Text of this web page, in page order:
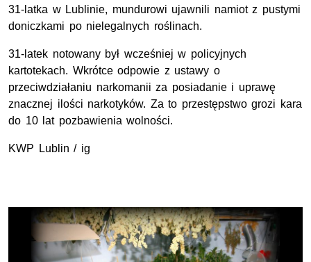
31-latka w Lublinie, mundurowi ujawnili namiot z pustymi
doniczkami po nielegalnych roślinach.
31-latek notowany był wcześniej w policyjnych
kartotekach. Wkrótce odpowie z ustawy o
przeciwdziałaniu narkomanii za posiadanie i uprawę
znacznej ilości narkotyków. Za to przestępstwo grozi kara
do 10 lat pozbawienia wolności.
KWP Lublin / ig
Opis filmu: Nielegalna uprawa konopi zlikwidowana